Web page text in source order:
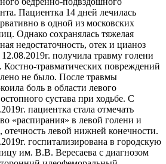
Пациентка 14 дней лечилась
в одной из московских
Однако сохранялась тяжелая
недостаточность, отек и цианоз
получила травму голени
Костно-травматических повреждений
не было. После травмы
боль в области левого
сустава при ходьбе. С
пациентка стала отмечать
«распирания» в левой голени и
отечность левой нижней конечности.
госпитализирована в городскую
им. В.В. Вересаева с диагнозом